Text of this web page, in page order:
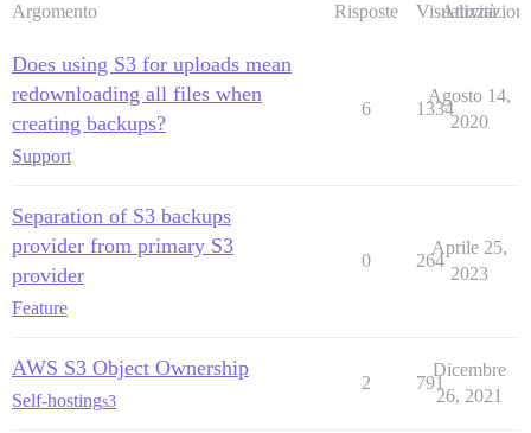
Argomento Risposte Visualizzazioni
Attività
Does using S3 for uploads mean
redownloading all files when
creating backups?
Support
6 1334
Agosto 14,
2020
Separation of S3 backups
provider from primary S3
provider
Feature
0 264
Aprile 25,
2023
AWS S3 Object Ownership
Self-hostings3
2 791
Dicembre
26, 2021